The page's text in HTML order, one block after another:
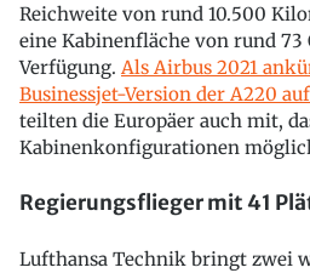
Reichweite von rund 10.500
eine Kabinenfläche von rund 73
Verfügung. Als Airbus 2021
Businessjet-Version der A220
teilten die Europäer auch mit,
Kabinenkonfigurationen
Regierungsflieger mit 41
Lufthansa Technik bringt zwei